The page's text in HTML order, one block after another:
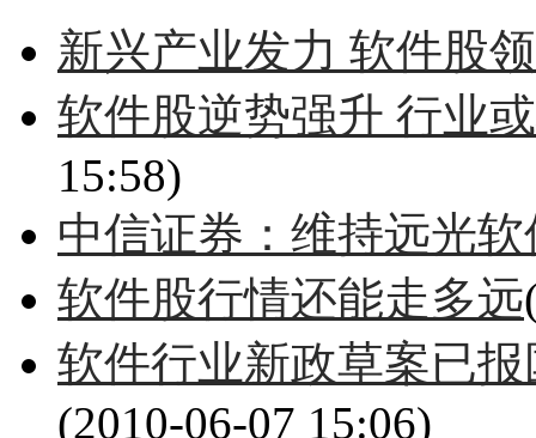
新兴产业发力 软件股
软件股逆势强升 行业
15:58)
中信证券：维持远光
软件股行情还能走多远
软件行业新政草案已
(2010-06-07 15:06)